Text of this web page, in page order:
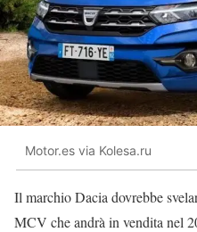
Motor.es via Kolesa.ru
Il marchio Dacia dovrebbe
MCV che andrà in vendita nel